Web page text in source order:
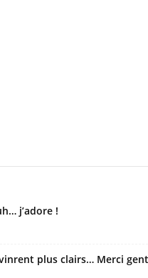
j’adore !
plus clairs… Merci